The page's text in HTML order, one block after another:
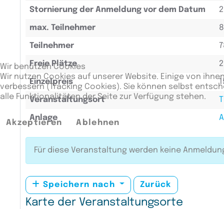
Stornierung der Anmeldung vor dem Datum
max. Teilnehmer
Teilnehmer
Freie Plätze 2
Einzelpreis
Veranstaltungsort
Anlage
Für diese Veranstaltung werden keine
Speichern nach Zurück
Karte der Veranstaltungsorte
Wir benutzen Cookies
Wir nutzen Cookies auf unserer Website. Einige von
verbessern (Tracking Cookies). Sie können selbst
alle Funktionalitäten der Seite zur Verfügung stehen.
Akzeptieren Ablehnen